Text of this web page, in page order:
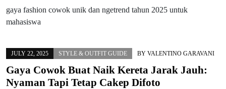
gaya fashion cowok unik dan ngetrend tahun 2025 untuk
mahasiswa
JULY 22, 2025 STYLE & OUTFIT GUIDE BY VALENTINO GARAVANI
Gaya Cowok Buat Naik Kereta Jarak Jauh:
Nyaman Tapi Tetap Cakep Difoto